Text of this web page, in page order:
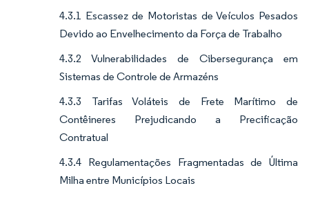
4.3.1 Escassez de Motoristas de Veículos Pesados
Devido ao Envelhecimento da Força de Trabalho
4.3.2 Vulnerabilidades de Cibersegurança em
Sistemas de Controle de Armazéns
4.3.3 Tarifas Voláteis de Frete Marítimo de
Contêineres Prejudicando a Precificação
Contratual
4.3.4 Regulamentações Fragmentadas de Última
Milha entre Municípios Locais